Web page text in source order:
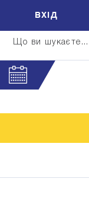
Що ви шукаєте...
ВXIД